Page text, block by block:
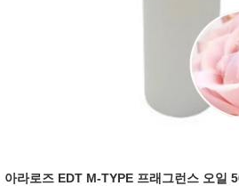
아라로즈 EDT M-TYPE 프래그런스 오일